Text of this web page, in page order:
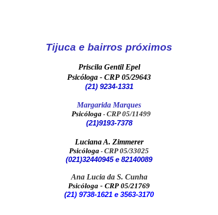
Tijuca e bairros próximos
Priscila Gentil Epel
Psicóloga - CRP 05/29643
(21) 9234-1331
Margarida Marques
Psicóloga - CRP 05/11499
(21)9193-7378
Luciana A. Zimmerer
Psicóloga - CRP 05/33025
(021)32440945 e 82140089
Ana Lucia da S. Cunha
Psicóloga - CRP 05/21769
(21) 9738-1621 e 3563-3170